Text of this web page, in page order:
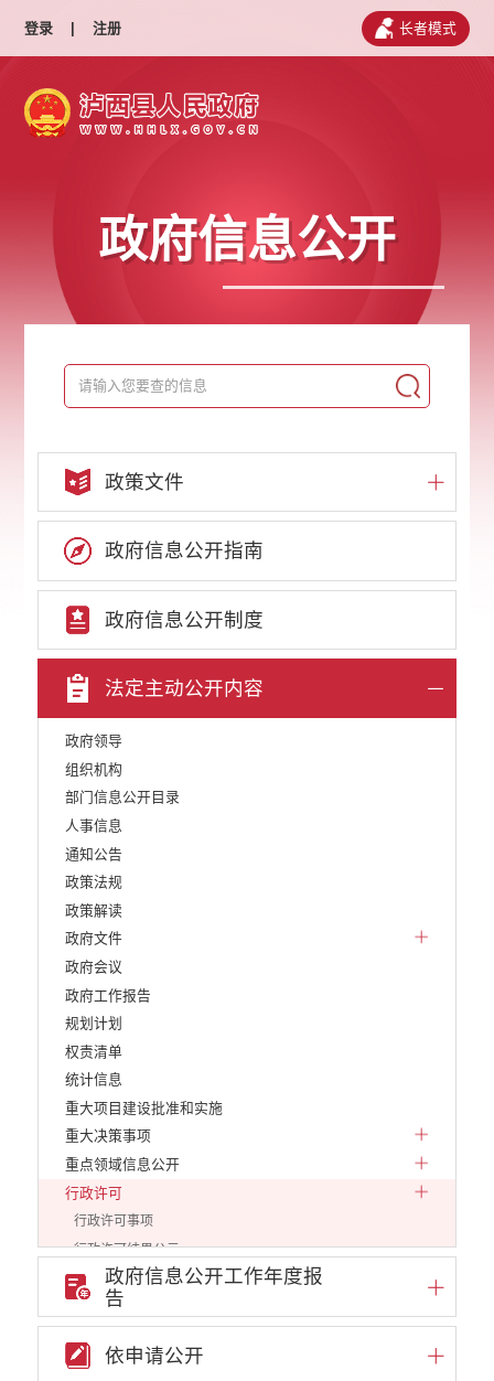
登录 | 注册 长者模式
政府信息公开
政策文件
政府信息公开指南
政府信息公开制度
法定主动公开内容
政府领导
组织机构
部门信息公开目录
人事信息
通知公告
政策法规
政策解读
政府文件
政府会议
政府工作报告
规划计划
权责清单
统计信息
重大项目建设批准和实施
重大决策事项
重点领域信息公开
行政许可
行政许可事项
行政许可结果公示
其他
行政处罚和行政强制
行政事业性收费
政府采购项目
政府信息公开工作年度报
告
依申请公开